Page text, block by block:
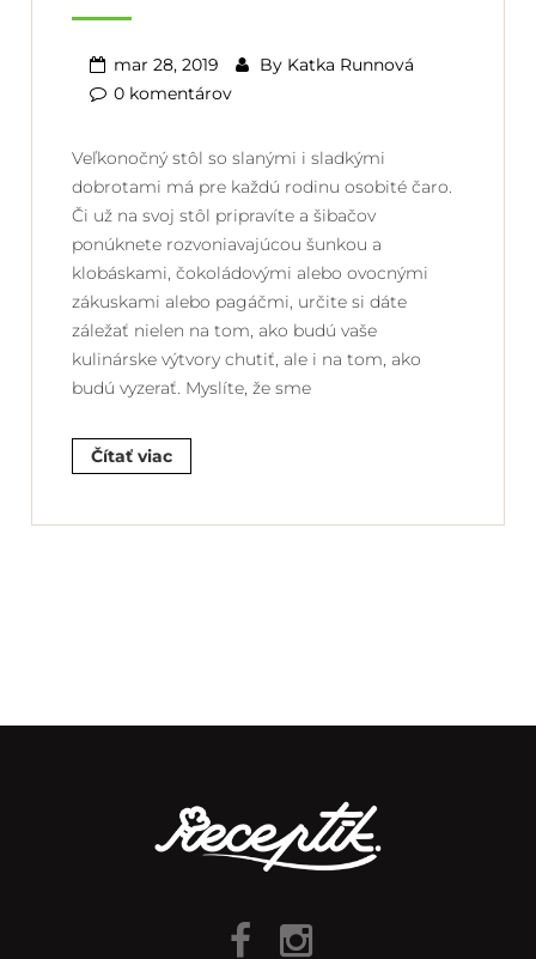
mar 28, 2019 By Katka Runnová
0 komentárov
Veľkonočný stôl so slanými i sladkými
dobrotami má pre každú rodinu osobité čaro.
Či už na svoj stôl pripravíte a šibačov
ponúknete rozvoniavajúcou šunkou a
klobáskami, čokoládovými alebo ovocnými
zákuskami alebo pagáčmi, určite si dáte
záležať nielen na tom, ako budú vaše
kulinárske výtvory chutiť, ale i na tom, ako
budú vyzerať. Myslíte, že sme
Čítať viac